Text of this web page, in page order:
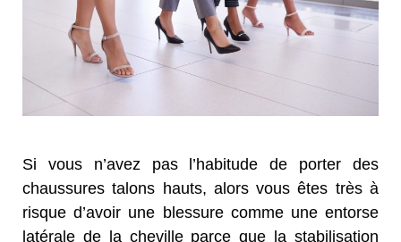
Si vous n’avez pas l’habitude de porter des
chaussures talons hauts, alors vous êtes très à
risque d’avoir une blessure comme une entorse
latérale de la cheville parce que la stabilisation